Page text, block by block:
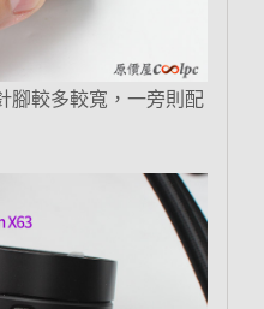
腳較多較寬，一旁則配